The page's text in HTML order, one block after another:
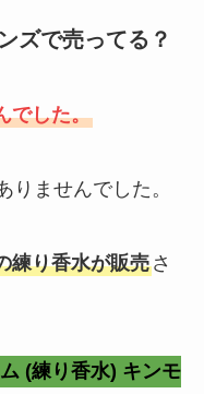
ズで売ってる？
でした。
りませんでした。
練り香水が販売さ
(練り香水) キンモ